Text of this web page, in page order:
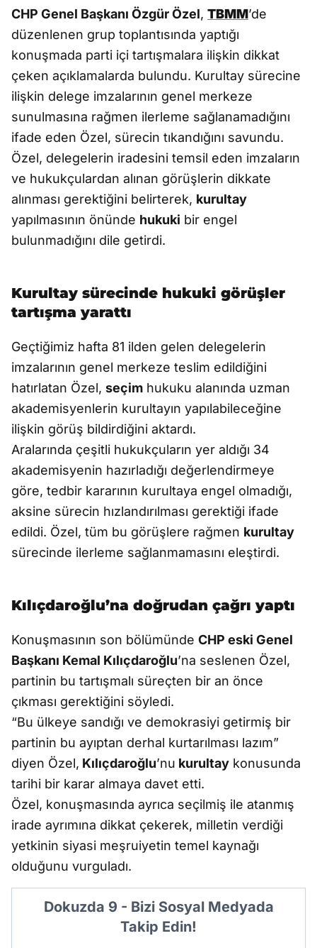
CHP Genel Başkanı Özgür Özel, TBMM’de
düzenlenen grup toplantısında yaptığı
konuşmada parti içi tartışmalara ilişkin dikkat
çeken açıklamalarda bulundu. Kurultay sürecine
ilişkin delege imzalarının genel merkeze
sunulmasına rağmen ilerleme sağlanamadığını
ifade eden Özel, sürecin tıkandığını savundu.
Özel, delegelerin iradesini temsil eden imzaların
ve hukukçulardan alınan görüşlerin dikkate
alınması gerektiğini belirterek, kurultay
yapılmasının önünde hukuki bir engel
bulunmadığını dile getirdi.
Kurultay sürecinde hukuki görüşler
tartışma yarattı
Geçtiğimiz hafta 81 ilden gelen delegelerin
imzalarının genel merkeze teslim edildiğini
hatırlatan Özel, seçim hukuku alanında uzman
akademisyenlerin kurultayın yapılabileceğine
ilişkin görüş bildirdiğini aktardı.
Aralarında çeşitli hukukçuların yer aldığı 34
akademisyenin hazırladığı değerlendirmeye
göre, tedbir kararının kurultaya engel olmadığı,
aksine sürecin hızlandırılması gerektiği ifade
edildi. Özel, tüm bu görüşlere rağmen kurultay
sürecinde ilerleme sağlanmamasını eleştirdi.
Kılıçdaroğlu’na doğrudan çağrı yaptı
Konuşmasının son bölümünde CHP eski Genel
Başkanı Kemal Kılıçdaroğlu’na seslenen Özel,
partinin bu tartışmalı süreçten bir an önce
çıkması gerektiğini söyledi.
“Bu ülkeye sandığı ve demokrasiyi getirmiş bir
partinin bu ayıptan derhal kurtarılması lazım”
diyen Özel, Kılıçdaroğlu’nu kurultay konusunda
tarihi bir karar almaya davet etti.
Özel, konuşmasında ayrıca seçilmiş ile atanmış
irade ayrımına dikkat çekerek, milletin verdiği
yetkinin siyasi meşruiyetin temel kaynağı
olduğunu vurguladı.
Dokuzda 9 - Bizi Sosyal Medyada
Takip Edin!